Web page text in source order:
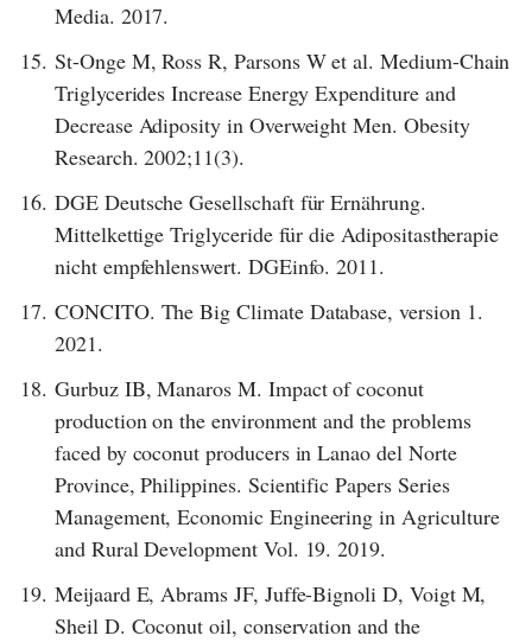
Media. 2017.
15. St-Onge M, Ross R, Parsons W et al. Medium-Chain
Triglycerides Increase Energy Expenditure and
Decrease Adiposity in Overweight Men. Obesity
Research. 2002;11(3).
16. DGE Deutsche Gesellschaft für Ernährung.
Mittelkettige Triglyceride für die Adipositastherapie
nicht empfehlenswert. DGEinfo. 2011.
17. CONCITO. The Big Climate Database, version 1.
2021.
18. Gurbuz IB, Manaros M. Impact of coconut
production on the environment and the problems
faced by coconut producers in Lanao del Norte
Province, Philippines. Scientific Papers Series
Management, Economic Engineering in Agriculture
and Rural Development Vol. 19. 2019.
19. Meijaard E, Abrams JF, Juffe-Bignoli D, Voigt M,
Sheil D. Coconut oil, conservation and the